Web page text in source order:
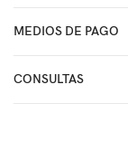
MEDIOS DE PAGO
CONSULTAS